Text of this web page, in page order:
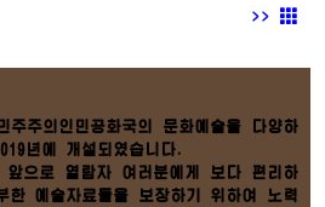
>>
주의인민공화국의 문화예술을 다양하
년에 개설되였습니다.
으로 열람자 여러분에게 보다 편리하
한 예술자료들을 보장하기 위하여 노력